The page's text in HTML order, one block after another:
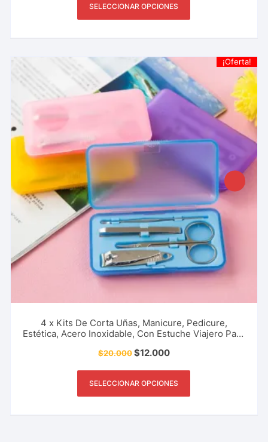
SELECCIONAR OPCIONES
¡Oferta!
4 x Kits De Corta Uñas, Manicure, Pedicure,
Estética, Acero Inoxidable, Con Estuche Viajero Para
$20.000$12.000
SELECCIONAR OPCIONES